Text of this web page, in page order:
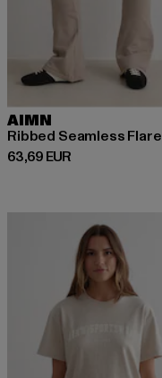
AIMN
Ribbed Seamless Flare
63,69 EUR
Prix courant: 63,69 EUR